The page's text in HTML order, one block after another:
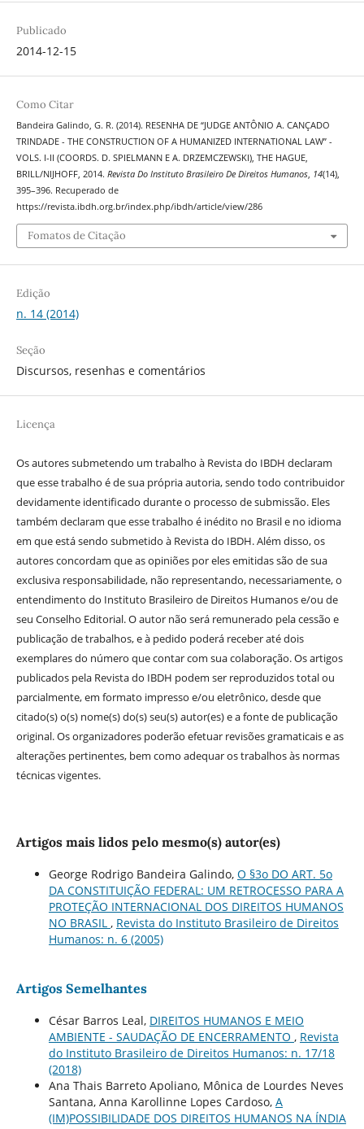
Publicado
2014-12-15
Como Citar
Bandeira Galindo, G. R. (2014). RESENHA DE “JUDGE ANTÔNIO A. CANÇADO
TRINDADE - THE CONSTRUCTION OF A HUMANIZED INTERNATIONAL LAW” -
VOLS. I-II (COORDS. D. SPIELMANN E A. DRZEMCZEWSKI), THE HAGUE,
BRILL/NIJHOFF, 2014. Revista Do Instituto Brasileiro De Direitos Humanos, 14(14),
395–396. Recuperado de
https://revista.ibdh.org.br/index.php/ibdh/article/view/286
Fomatos de Citação
Edição
n. 14 (2014)
Seção
Discursos, resenhas e comentários
Licença
Os autores submetendo um trabalho à Revista do IBDH declaram
que esse trabalho é de sua própria autoria, sendo todo contribuidor
devidamente identificado durante o processo de submissão. Eles
também declaram que esse trabalho é inédito no Brasil e no idioma
em que está sendo submetido à Revista do IBDH. Além disso, os
autores concordam que as opiniões por eles emitidas são de sua
exclusiva responsabilidade, não representando, necessariamente, o
entendimento do Instituto Brasileiro de Direitos Humanos e/ou de
seu Conselho Editorial. O autor não será remunerado pela cessão e
publicação de trabalhos, e à pedido poderá receber até dois
exemplares do número que contar com sua colaboração. Os artigos
publicados pela Revista do IBDH podem ser reproduzidos total ou
parcialmente, em formato impresso e/ou eletrônico, desde que
citado(s) o(s) nome(s) do(s) seu(s) autor(es) e a fonte de publicação
original. Os organizadores poderão efetuar revisões gramaticais e as
alterações pertinentes, bem como adequar os trabalhos às normas
técnicas vigentes.
Artigos mais lidos pelo mesmo(s) autor(es)
George Rodrigo Bandeira Galindo, O §3o DO ART. 5o
DA CONSTITUIÇÃO FEDERAL: UM RETROCESSO PARA A
PROTEÇÃO INTERNACIONAL DOS DIREITOS HUMANOS
NO BRASIL , Revista do Instituto Brasileiro de Direitos
Humanos: n. 6 (2005)
Artigos Semelhantes
César Barros Leal, DIREITOS HUMANOS E MEIO
AMBIENTE - SAUDAÇÃO DE ENCERRAMENTO , Revista
do Instituto Brasileiro de Direitos Humanos: n. 17/18
(2018)
Ana Thais Barreto Apoliano, Mônica de Lourdes Neves
Santana, Anna Karollinne Lopes Cardoso, A
(IM)POSSIBILIDADE DOS DIREITOS HUMANOS NA ÍNDIA